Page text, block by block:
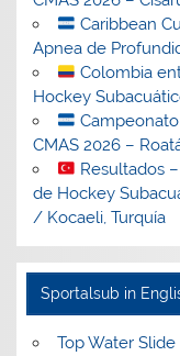
Caribbean
Apnea de
Colombia
Hockey
CMAS 2026 –
Resultados
de Hockey
/ Kocaeli, Turquía
Sportalsub in
Top Water